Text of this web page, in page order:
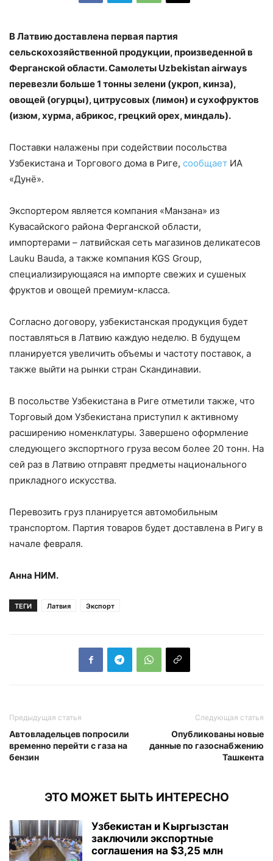
В Латвию доставлена первая партия
сельскохозяйственной продукции, произведенной в
Ферганской области. Самолеты Uzbekistan airways
перевезли больше 1 тонны зелени (укроп, кинза),
овощей (огурцы), цитрусовых (лимон) и сухофруктов
(изюм, хурма, абрикос, грецкий орех, миндаль).
Поставки налажены при содействии посольства
Узбекистана и Торгового дома в Риге, сообщает ИА
«Дунё».
Экспортером является компания «Манзана» из
Кувасайского района Ферганской области,
импортерами – латвийская сеть магазинов деликатесов
Lauku Bauda, а также компания KGS Group,
специализирующаяся на импорте свежих и сушеных
фруктов и овощей премиум-класса.
Согласно договору, узбекистанская продукция будет
поставляться в Латвию каждую неделю. В будущем
планируется увеличить объемы и частоту поставок, а
также выйти на рынки стран Скандинавии.
В посольстве Узбекистана в Риге отметили также, что
Торговый дом Узбекистана приступил к активному
расширению номенклатуры. Завершено оформление
следующего экспортного груза весом более 20 тонн. На
сей раз в Латвию отправят предметы национального
прикладного искусства.
Перевозить груз планируется автомобильным
транспортом. Партия товаров будет доставлена в Ригу в
начале февраля.
Анна НИМ.
ТЕГИ Латвия Экспорт
Предыдущая статья
Автовладельцев попросили
временно перейти с газа на
бензин
Следующая статья
Опубликованы новые
данные по газоснабжению
Ташкента
ЭТО МОЖЕТ БЫТЬ ИНТЕРЕСНО
Узбекистан и Кыргызстан
заключили экспортные
соглашения на $3,25 млн